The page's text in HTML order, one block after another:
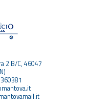
2 B/C, 46047